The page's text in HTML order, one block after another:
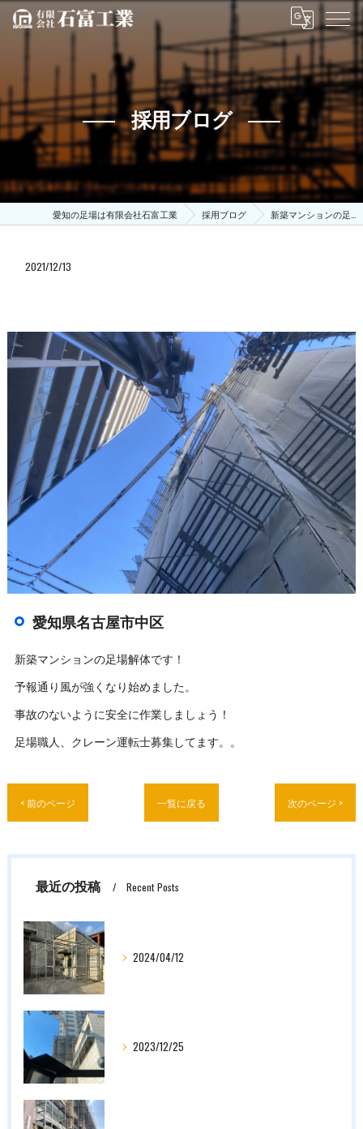
採用ブログ
愛知の足場は有限会社石富工業 採用ブログ 新築マンションの足…
2021/12/13
愛知県名古屋市中区
新築マンションの足場解体です！
予報通り風が強くなり始めました。
事故のないように安全に作業しましょう！
足場職人、クレーン運転士募集してます。。
< 前のページ 一覧に戻る 次のページ >
最近の投稿 Recent Posts
2024/04/12
2023/12/25